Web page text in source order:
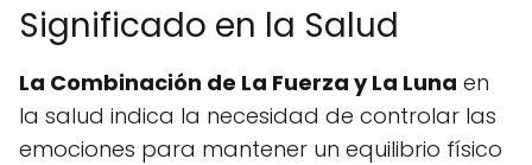
Significado en la Salud
La Combinación de La Fuerza y La Luna en
la salud indica la necesidad de controlar las
emociones para mantener un equilibrio físico